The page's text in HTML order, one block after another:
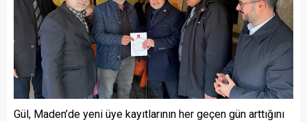
Gül, Maden’de yeni üye kayıtlarının her geçen gün arttığını